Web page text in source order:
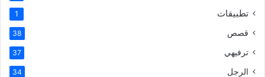
تطبيقات 1
قصص 38
ترفيهي 37
الرجل 34